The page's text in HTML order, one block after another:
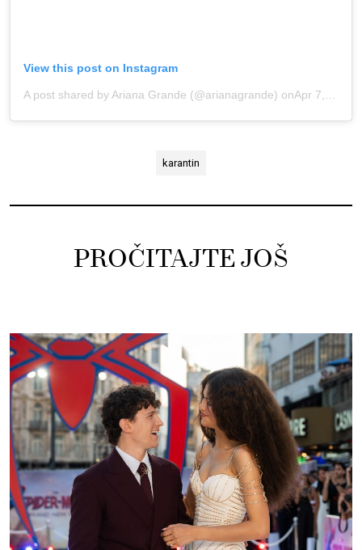
View this post on Instagram
A post shared by Ariana Grande (@arianagrande) onApr 7, 2020 at 5:10pm PDT
karantin
PROČITAJTE JOŠ